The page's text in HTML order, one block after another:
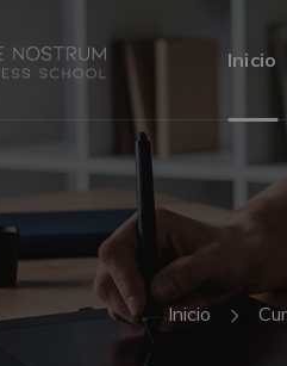
Inicio
Inicio